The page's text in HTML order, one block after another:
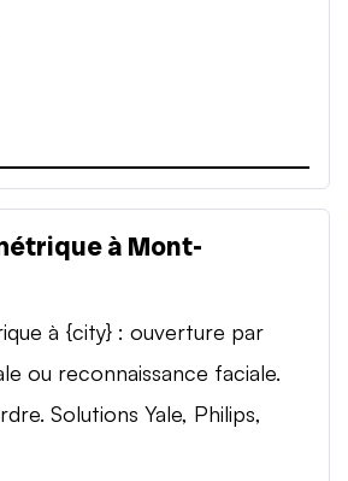
à Mont-
à {city} : ouverture par
ou reconnaissance faciale.
Solutions Yale, Philips,